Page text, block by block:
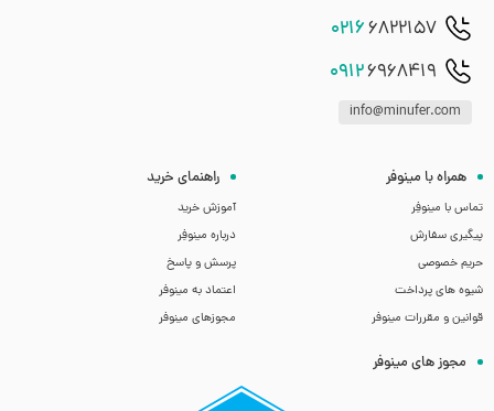
02166822157
09126968419
info@minufer.com
همراه با مینوفر
تماس با مینوفِر
پیگیری سفارش
حریم خصوصی
شیوه های پرداخت
قوانین و مقررات مینوفر
راهنمای خرید
آموزش خرید
درباره مینوفِر
پرسش و پاسخ
اعتماد به مینوفر
مجوزهای مینوفر
مجوز های مینوفر